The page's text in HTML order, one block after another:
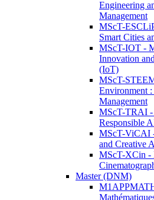
Engineering
Management
MScT-
Smart Cities
MScT-IOT -
Innovation
(IoT)
MScT-
Environment
Management
MScT-TRAI -
Responsible
MScT-ViCAI
and Creative
MScT-XCin -
Master (DNM)